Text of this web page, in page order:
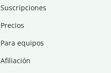
Suscripciones
Precios
Para equipos
Afiliación